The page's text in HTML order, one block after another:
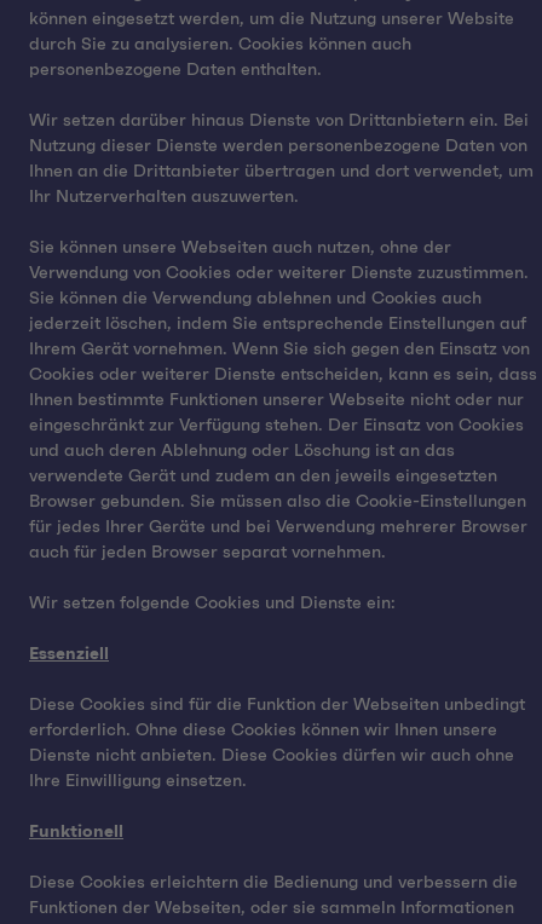
können eingesetzt werden, um die Nutzung unserer Website
durch Sie zu analysieren. Cookies können auch
personenbezogene Daten enthalten.
Wir setzen darüber hinaus Dienste von Drittanbietern ein. Bei
Nutzung dieser Dienste werden personenbezogene Daten von
Ihnen an die Drittanbieter übertragen und dort verwendet, um
Ihr Nutzerverhalten auszuwerten.
Sie können unsere Webseiten auch nutzen, ohne der
Verwendung von Cookies oder weiterer Dienste zuzustimmen.
Sie können die Verwendung ablehnen und Cookies auch
jederzeit löschen, indem Sie entsprechende Einstellungen auf
Ihrem Gerät vornehmen. Wenn Sie sich gegen den Einsatz von
Cookies oder weiterer Dienste entscheiden, kann es sein, dass
Ihnen bestimmte Funktionen unserer Webseite nicht oder nur
eingeschränkt zur Verfügung stehen. Der Einsatz von Cookies
und auch deren Ablehnung oder Löschung ist an das
verwendete Gerät und zudem an den jeweils eingesetzten
Browser gebunden. Sie müssen also die Cookie-Einstellungen
für jedes Ihrer Geräte und bei Verwendung mehrerer Browser
auch für jeden Browser separat vornehmen.
Wir setzen folgende Cookies und Dienste ein:
Essenziell
Diese Cookies sind für die Funktion der Webseiten unbedingt
erforderlich. Ohne diese Cookies können wir Ihnen unsere
Dienste nicht anbieten. Diese Cookies dürfen wir auch ohne
Ihre Einwilligung einsetzen.
Funktionell
Diese Cookies erleichtern die Bedienung und verbessern die
Funktionen der Webseiten, oder sie sammeln Informationen